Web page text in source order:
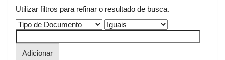
Utilizar filtros para refinar o resultado de busca.